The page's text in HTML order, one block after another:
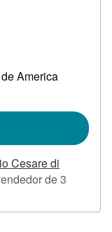
America
Cesare di
de 3